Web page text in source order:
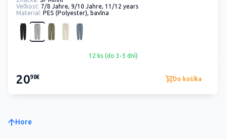
Veľkosť: 7/8 Jahre, 9/10 Jahre, 11/12 years
Material: PES (Polyester), bavlna
12 ks (do 3-5 dní)
2098€ Do košíka
Hore